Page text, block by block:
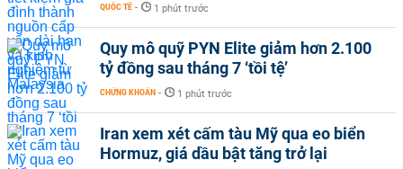
QUỐC TẾ - 1 phút trước
Quy mô quỹ PYN Elite giảm hơn 2.100
tỷ đồng sau tháng 7 ‘tồi tệ’
CHỨNG KHOÁN - 1 phút trước
Iran xem xét cấm tàu Mỹ qua eo biển
Hormuz, giá dầu bật tăng trở lại